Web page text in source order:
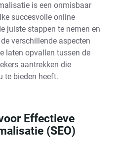
is een onmisbaar
succesvolle online
juiste stappen te nemen en
verschillende aspecten
laten opvallen tussen de
aantrekken die
te bieden heeft.
Effectieve
(SEO)